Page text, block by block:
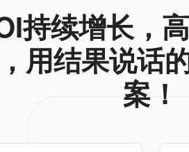
持续增长，
用结果说话
案！